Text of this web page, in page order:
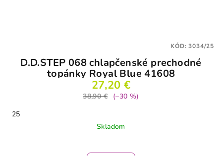
D.D.STEP 068 chlapčenské prechodné
topánky Royal Blue 41608
27,20 €
38,90 €
(–30 %)
25
Skladom
KÓD:3034/25